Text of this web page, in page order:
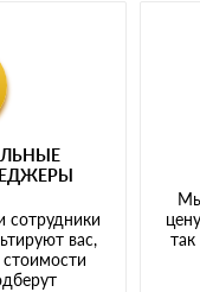
сотрудники
вас,